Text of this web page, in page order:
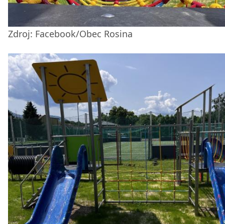
Zdroj: Facebook/Obec Rosina